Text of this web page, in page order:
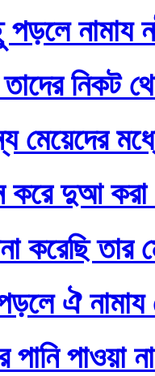
পড়লে নামায
তাদের নিকট
মেয়েদের
করে দুআ করা
করেছি তার
ঐ
পাওয়া